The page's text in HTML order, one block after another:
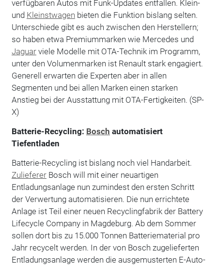
verfügbaren Autos mit Funk-Updates entfallen. Klein-
und Kleinstwagen bieten die Funktion bislang selten.
Unterschiede gibt es auch zwischen den Herstellern;
so haben etwa Premiummarken wie Mercedes und
Jaguarviele Modelle mit OTA-Technik im Programm,
unter den Volumenmarken ist Renault stark engagiert.
Generell erwarten die Experten aber in allen
Segmenten und bei allen Marken einen starken
Anstieg bei der Ausstattung mit OTA-Fertigkeiten. (SP-
X)
Batterie-Recycling: Bosch automatisiert
Tiefentladen
Batterie-Recycling ist bislang noch viel Handarbeit.
ZuliefererBosch will mit einer neuartigen
Entladungsanlage nun zumindest den ersten Schritt
der Verwertung automatisieren. Die nun errichtete
Anlage ist Teil einer neuen Recyclingfabrik der Battery
Lifecycle Company in Magdeburg. Ab dem Sommer
sollen dort bis zu 15.000 Tonnen Batteriematerial pro
Jahr recycelt werden. In der von Bosch zugelieferten
Entladungsanlage werden die ausgemusterten E-Auto-